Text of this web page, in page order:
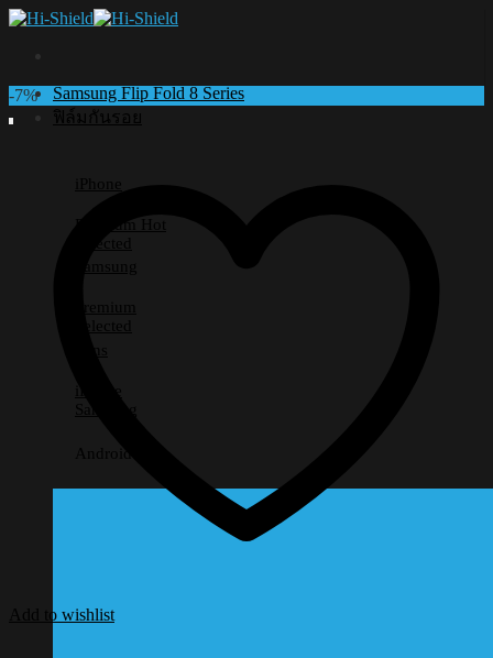
Skip
Samsung Flip Fold 8 Series
ฟิล์มกันรอย
iPhone
Premium
Selected
Samsung
Premium
Selected
Lens
iPhone
Samsung
Android อื่นๆ
-7%
Add to wishlist